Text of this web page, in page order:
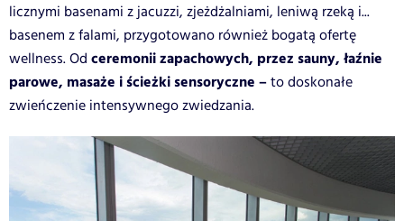
licznymi basenami z jacuzzi, zjeżdżalniami, leniwą rzeką i...
basenem z falami, przygotowano również bogatą ofertę
wellness. Od ceremonii zapachowych, przez sauny, łaźnie
parowe, masaże i ścieżki sensoryczne –to doskonałe
zwieńczenie intensywnego zwiedzania.